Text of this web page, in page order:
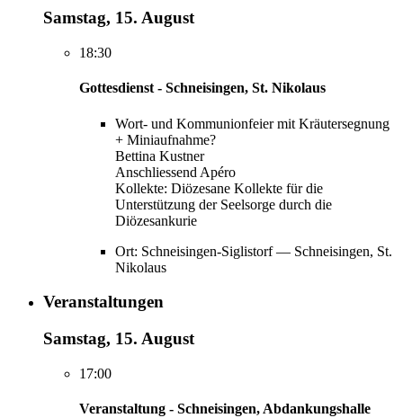
Samstag, 15. August
18:30
Gottesdienst - Schneisingen, St. Nikolaus
Wort- und Kommunionfeier mit Kräutersegnung
+ Miniaufnahme?
Bettina Kustner
Anschliessend Apéro
Kollekte: Diözesane Kollekte für die
Unterstützung der Seelsorge durch die
Diözesankurie
Ort: Schneisingen-Siglistorf — Schneisingen, St.
Nikolaus
Veranstaltungen
Samstag, 15. August
17:00
Veranstaltung - Schneisingen, Abdankungshalle